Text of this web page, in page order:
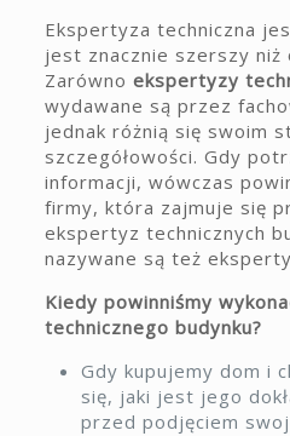
Ekspertyza techniczna
jest znacznie szerszy niż
Zarówno ekspertyzy
wydawane są przez
jednak różnią się swoim
szczegółowości. Gdy
informacji, wówczas
firmy, która zajmuje się
ekspertyz technicznych
nazywane są też
Kiedy powinniśmy
technicznego budynku?
Gdy kupujemy dom i
się, jaki jest jego
przed podjęciem